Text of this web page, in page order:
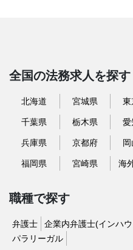
全国の法務求人を探す
北海道 宮城県 東
千葉県 栃木県 愛
兵庫県 京都府
福岡県 宮崎県 海
職種で探す
弁護士 企業内弁護士(インハ
パラリーガル